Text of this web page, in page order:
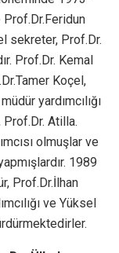
sekreter, Prof.Dr.
Prof.Dr. Kemal
Koçel,
yardımcılığı
Prof.Dr. Atilla.
olmuşlar ve
1989
Prof.Dr.İlhan
ve Yüksel